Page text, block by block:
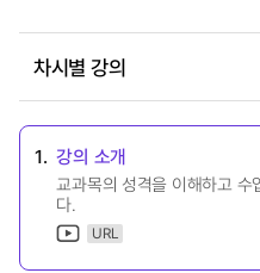
차시별 강의
1. 강의 소개
교과목의 성격을 이해하고
다.
URL